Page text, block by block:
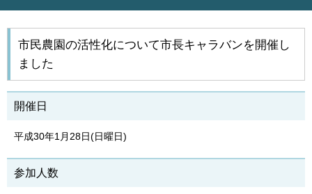
市民農園の活性化について市長キャラバンを開催し
ました
開催日
平成30年1月28日(日曜日)
参加人数